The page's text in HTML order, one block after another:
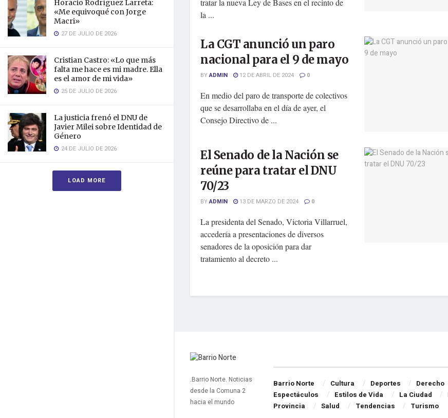
Horacio Rodríguez Larreta:
«Me equivoqué con Jorge
Macri»
27 DE JULIO DE 2026
Cristian Castro: «Lo que más
falta me hace es mi madre. Ella
es el amor de mi vida»
25 DE JULIO DE 2026
La justicia frenó el DNU de
Javier Milei sobre Identidad de
Género
24 DE JULIO DE 2026
LOAD MORE
tratar la nueva Ley de Bases en el recinto de
la ...
La CGT anunció un paro
nacional para el 9 de mayo
BYADMIN 12 DE ABRIL DE 2024 0
En medio del paro de transporte de colectivos
que se desarrollaba en el día de ayer, el
Consejo Directivo de ...
El Senado de la Nación se
reúne para tratar el DNU
70/23
BYADMIN 13 DE MARZO DE 2024 0
La presidenta del Senado, Victoria Villarruel,
accedería a presentaciones de diversos
senadores de la oposición para dar
tratamiento al decreto ...
.Barrio Norte. Noticias
desde la Comuna 2
hacia el mundo
Barrio Norte Cultura Deportes Derecho
Espectáculos
Estilos de Vida La Ciudad
Provincia
Salud Tendencias Turismo